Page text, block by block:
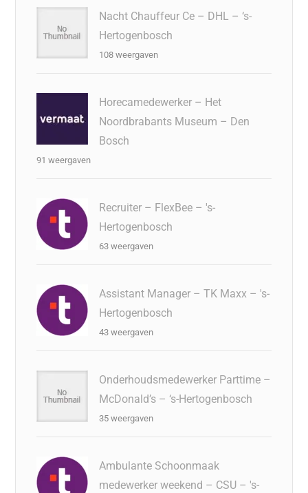
Nacht Chauffeur Ce – DHL – ‘s-
Hertogenbosch
108 weergaven
Horecamedewerker – Het
Noordbrabants Museum – Den
Bosch
91 weergaven
Recruiter – FlexBee – 's-
Hertogenbosch
63 weergaven
Assistant Manager – TK Maxx – 's-
Hertogenbosch
43 weergaven
Onderhoudsmedewerker Parttime –
McDonald’s – ‘s-Hertogenbosch
35 weergaven
Ambulante Schoonmaak
medewerker weekend – CSU – 's-